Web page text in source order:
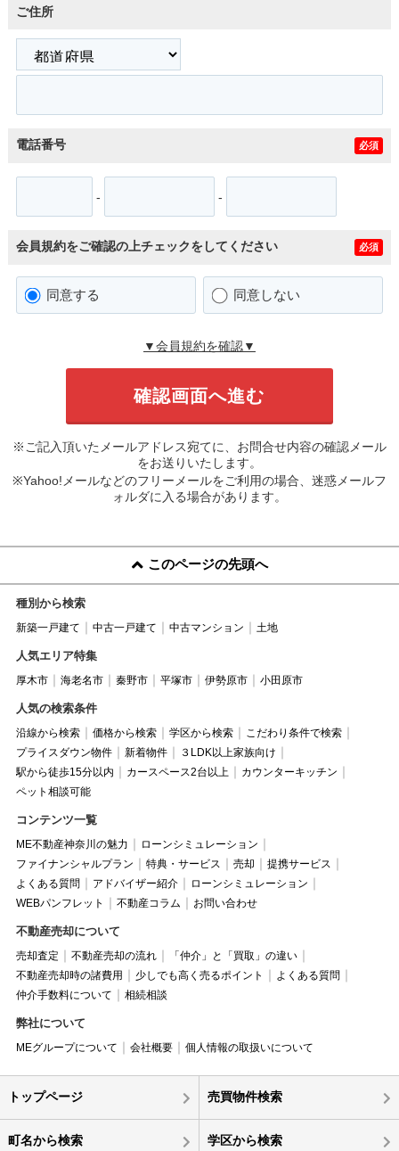
ご住所
電話番号 必須
- -
会員規約をご確認の上チェックをしてください 必須
同意する 同意しない
▼会員規約を確認▼
※ご記入頂いたメールアドレス宛てに、お問合せ内容の確認メール
をお送りいたします。
※Yahoo!メールなどのフリーメールをご利用の場合、迷惑メールフ
ォルダに入る場合があります。
このページの先頭へ
種別から検索
新築一戸建て 中古一戸建て 中古マンション 土地
人気エリア特集
厚木市 海老名市 秦野市 平塚市 伊勢原市 小田原市
人気の検索条件
沿線から検索 価格から検索 学区から検索
こだわり条件で検索
プライスダウン物件
新着物件
３LDK以上家族向け
駅から徒歩15分以内
カースペース2台以上
カウンターキッチン
ペット相談可能
コンテンツ一覧
ME不動産神奈川の魅力
ローンシミュレーション
ファイナンシャルプラン
特典・サービス 売却
提携サービス
よくある質問
アドバイザー紹介
ローンシミュレーション
WEBパンフレット
不動産コラム お問い合わせ
不動産売却について
売却査定 不動産売却の流れ
「仲介」と「買取」の違い
不動産売却時の諸費用
少しでも高く売るポイント
よくある質問
仲介手数料について
相続相談
弊社について
MEグループについて 会社概要 個人情報の取扱いについて
トップページ 売買物件検索
町名から検索 学区から検索